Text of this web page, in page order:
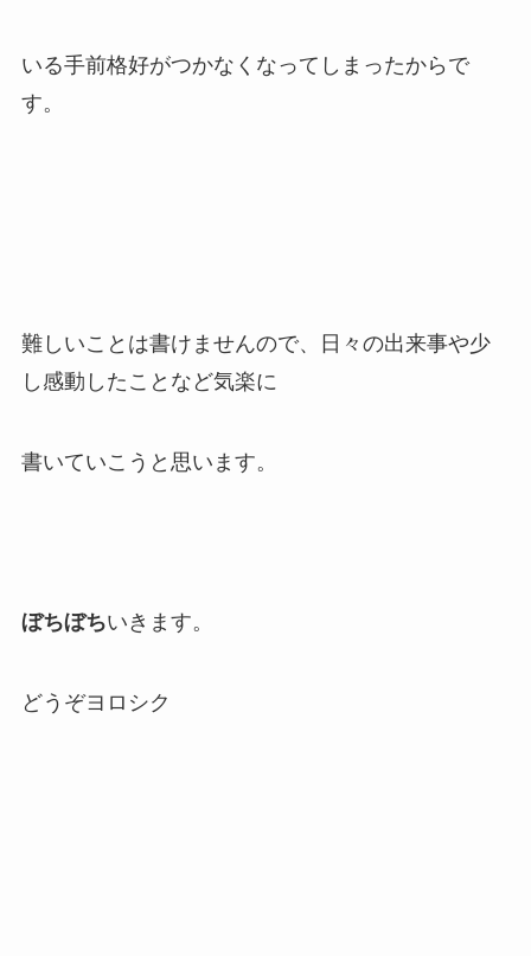
いる手前格好がつかなくなってしまったからで
す。
難しいことは書けませんので、日々の出来事や少
し感動したことなど気楽に
書いていこうと思います。
ぼちぼちいきます。
どうぞヨロシク